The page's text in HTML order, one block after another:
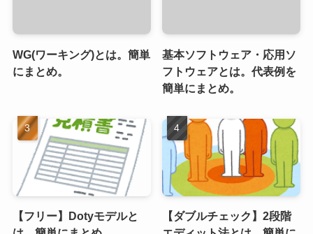
WG(ワーキング)とは。簡単
にまとめ。
基本ソフトウェア・応用ソ
フトウェアとは。代表例を
簡単にまとめ。
【フリー】Dotyモデルと
【ダブルチェック】2段階